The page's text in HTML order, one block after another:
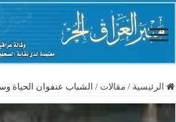
الرئيسية / مقالات / الشباب عنفوان الحياة